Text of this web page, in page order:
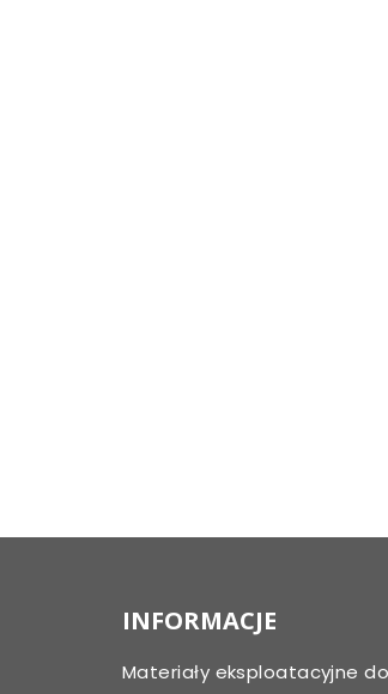
INFORMACJE
Materiały eksploatacyjne do